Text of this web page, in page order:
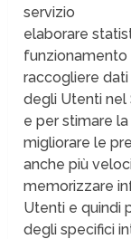
servizio
elaborare
funzionamento
raccogliere dati
degli Utenti nel
e per stimare
migliorare le
anche più
memorizzare
Utenti e quindi
degli specifici